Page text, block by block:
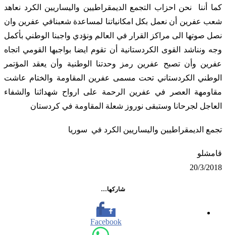
كما أننا نحن احزاب التجمع الديمقراطيين واليساريين الكرد نعاهد
شعب عفرين أن نعمل بكل امكانياتنا لمساعدة شعبنافي عفرين وان
نصل صوتها الى مراكز القرار في العالم ونؤدي واجبنا الوطني بأكمل
وجه ونناشد القوى الكردستانية أن تقوم ايضا بواجبها القومي اتجاه
عفرين وأن تصبح عفرين رمز وحدتنا الوطنية وأن يعقد المؤتمر
الوطني الكردستاني تحت مسمى عفرين المقاومة والختام عاشت
مقاومهة العصر في عفرين الرحمة على ارواح شهدائنا والشفاء
العاجل لجرحانا وستبقى نوروز شعلة المقاومة في كردستان
تجمع الديمقراطيين واليساريين الكرد في سوريا
قامشلو
20/3/2018
شاركها…
Facebook